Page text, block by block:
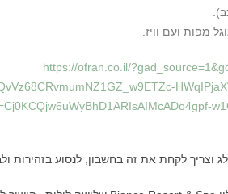
מפות ועם וויז.
https://ofran.co.il/
וצריך לקחת את זה בחשבון, לנסוע